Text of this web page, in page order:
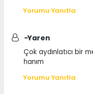
Yorumu Yanıtla
-Yaren
Çok aydınlatıcı bir
hanım
Yorumu Yanıtla